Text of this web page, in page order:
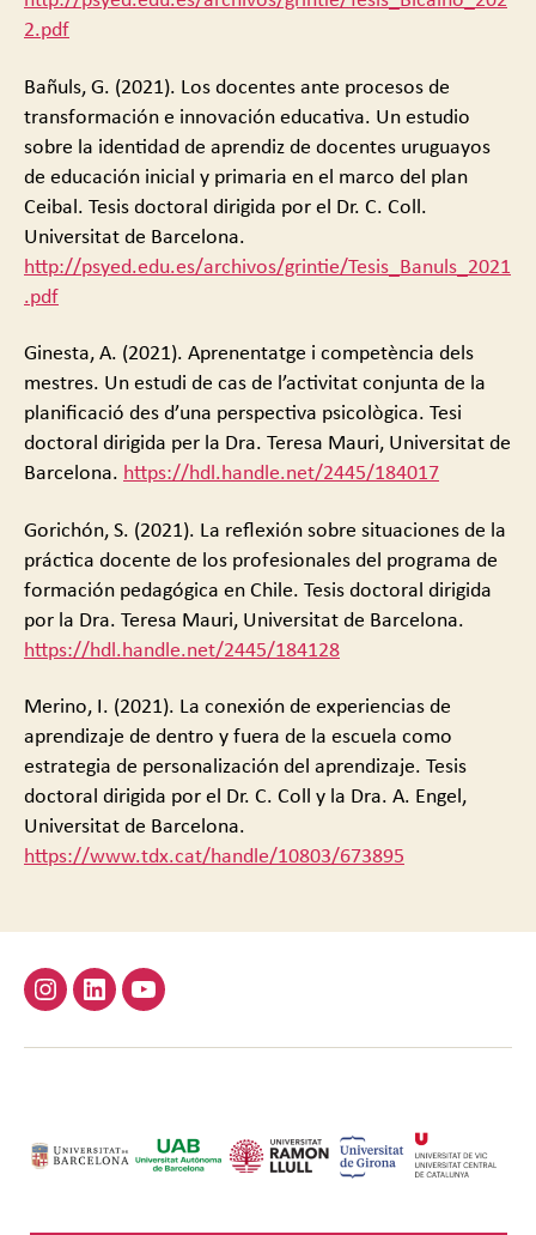
2.pdf
Bañuls, G. (2021). Los docentes ante procesos de
transformación e innovación educativa. Un estudio
sobre la identidad de aprendiz de docentes uruguayos
de educación inicial y primaria en el marco del plan
Ceibal. Tesis doctoral dirigida por el Dr. C. Coll.
Universitat de Barcelona.
http://psyed.edu.es/archivos/grintie/Tesis_Banuls_2021
.pdf
Ginesta, A. (2021). Aprenentatge i competència dels
mestres. Un estudi de cas de l’activitat conjunta de la
planificació des d’una perspectiva psicològica. Tesi
doctoral dirigida per la Dra. Teresa Mauri, Universitat de
Barcelona. https://hdl.handle.net/2445/184017
Gorichón, S. (2021). La reflexión sobre situaciones de la
práctica docente de los profesionales del programa de
formación pedagógica en Chile. Tesis doctoral dirigida
por la Dra. Teresa Mauri, Universitat de Barcelona.
https://hdl.handle.net/2445/184128
Merino, I. (2021). La conexión de experiencias de
aprendizaje de dentro y fuera de la escuela como
estrategia de personalización del aprendizaje. Tesis
doctoral dirigida por el Dr. C. Coll y la Dra. A. Engel,
Universitat de Barcelona.
https://www.tdx.cat/handle/10803/673895
InstagramLinkedinYoutube